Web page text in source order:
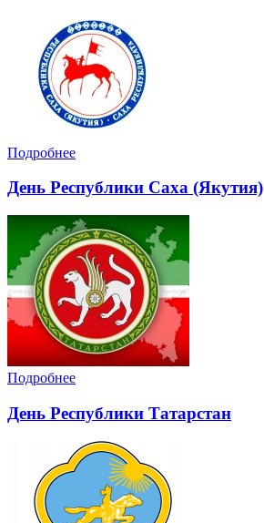
Подробнее
День Республики Саха (Якутия)
Подробнее
День Республики Татарстан